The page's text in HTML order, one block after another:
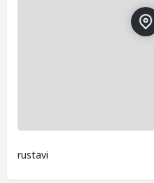
rustavi